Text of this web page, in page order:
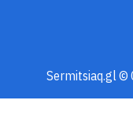
Sermitsiaq.gl ©